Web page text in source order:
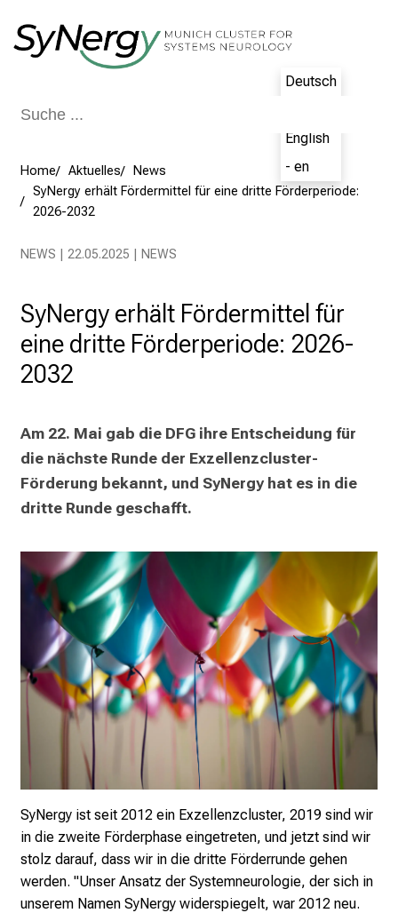
Deutsch
English
- en
Home Aktuelles
News
SyNergy erhält Fördermittel für eine dritte Förderperiode:
2026-2032
NEWS | 22.05.2025 | NEWS
SyNergy erhält Fördermittel für
eine dritte Förderperiode: 2026-
2032
Am 22. Mai gab die DFG ihre Entscheidung für
die nächste Runde der Exzellenzcluster-
Förderung bekannt, und SyNergy hat es in die
dritte Runde geschafft.
SyNergy ist seit 2012 ein Exzellenzcluster, 2019 sind wir
in die zweite Förderphase eingetreten, und jetzt sind wir
stolz darauf, dass wir in die dritte Förderrunde gehen
werden. "Unser Ansatz der Systemneurologie, der sich in
unserem Namen SyNergy widerspiegelt, war 2012 neu.